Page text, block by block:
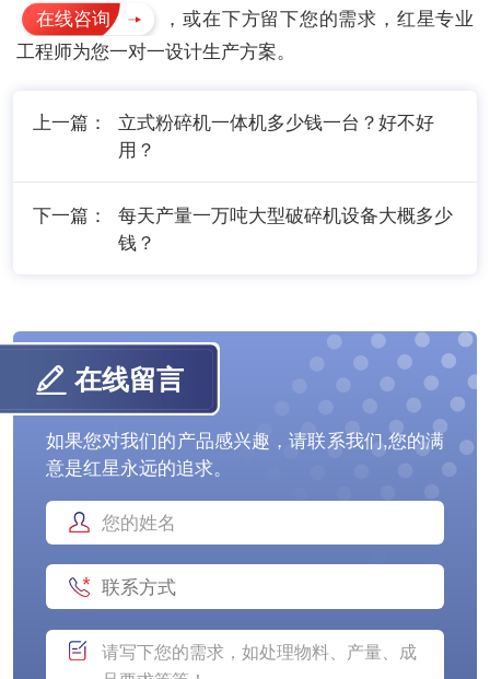
在线咨询
，或在下方留下您的需求，红星专业
工程师为您一对一设计生产方案。
上一篇：
立式粉碎机一体机多少钱一台？好不好
用？
下一篇：
每天产量一万吨大型破碎机设备大概多少
钱？
在线留言
如果您对我们的产品感兴趣，请联系我们,您的满
意是红星永远的追求。